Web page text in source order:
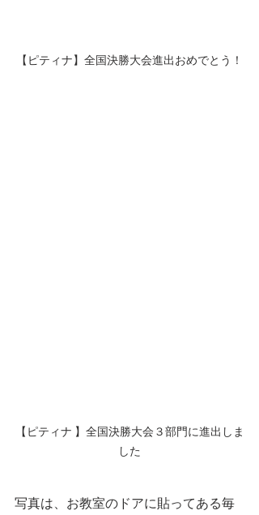
【ピティナ】全国決勝大会進出おめでとう！
【ピティナ 】全国決勝大会３部門に進出しま
した
写真は、お教室のドアに貼ってある毎